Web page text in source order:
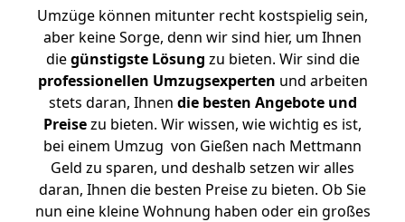
Umzüge können mitunter recht kostspielig sein,
aber keine Sorge, denn wir sind hier, um Ihnen
diegünstigste Lösung zu bieten. Wir sind die
professionellen Umzugsexperten und arbeiten
stets daran, Ihnen die besten Angebote und
Preisezu bieten. Wir wissen, wie wichtig es ist,
bei einem Umzug von Gießen nach Mettmann
Geld zu sparen, und deshalb setzen wir alles
daran, Ihnen die besten Preise zu bieten. Ob Sie
nun eine kleine Wohnung haben oder ein großes